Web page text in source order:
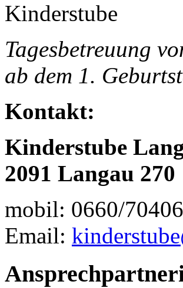
Kinderstube
Tagesbetreuung
ab dem 1.
Kontakt:
Kinderstube
2091 Langau 270
mobil: 0660/
Email: